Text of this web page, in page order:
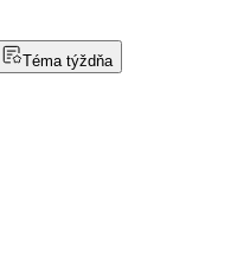
Téma týždňa